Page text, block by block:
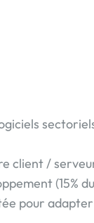
client /
(15%
pour